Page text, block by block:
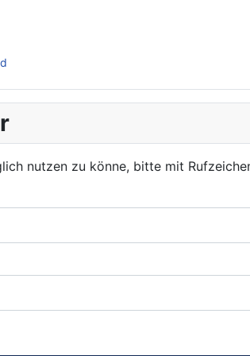
nutzen zu könne, bitte mit